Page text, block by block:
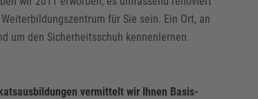
für Sie sein. Ein Ort, an
um den Sicherheitsschuh kennenlernen.
vermittelt wir Ihnen Basis-